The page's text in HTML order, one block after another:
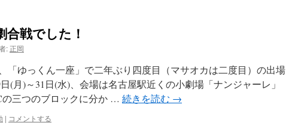
合戦でした！
: 正岡
「ゆっくん一座」で二年ぶり四度目（マサオカは二度目）の出場
(月)～31日(水)、会場は名古屋駅近くの小劇場「ナンジャーレ」
三つのブロックに分か … 続きを読む →
| コメントする